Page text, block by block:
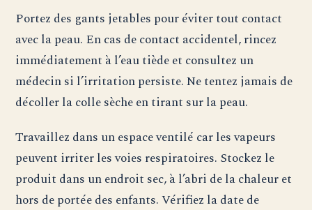
Portez des gants jetables pour éviter tout contact
avec la peau. En cas de contact accidentel, rincez
immédiatement à l’eau tiède et consultez un
médecin si l’irritation persiste. Ne tentez jamais de
décoller la colle sèche en tirant sur la peau.
Travaillez dans un espace ventilé car les vapeurs
peuvent irriter les voies respiratoires. Stockez le
produit dans un endroit sec, à l’abri de la chaleur et
hors de portée des enfants. Vérifiez la date de